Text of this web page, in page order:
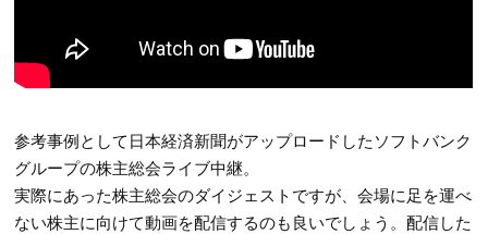
参考事例として日本経済新聞がアップロードしたソフトバンク
グループの株主総会ライブ中継。
実際にあった株主総会のダイジェストですが、会場に足を運べ
ない株主に向けて動画を配信するのも良いでしょう。配信した